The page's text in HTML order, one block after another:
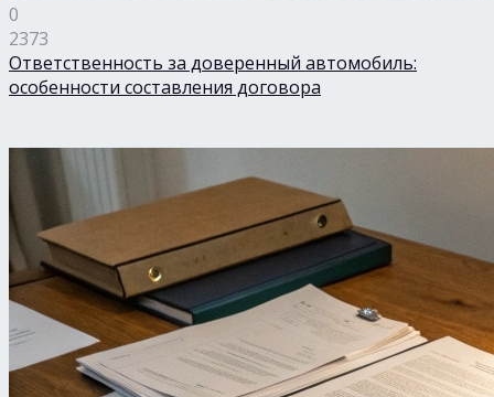
0
2373
Ответственность за доверенный автомобиль:
особенности составления договора